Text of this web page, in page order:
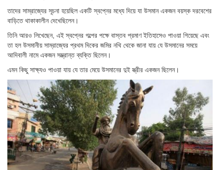
তাদের সাম্রাজ্যের সূচনা হয়েছিল একটি স্বপ্নের মধ্যে দিয়ে যা উসমান একজন বয়স্ক দরবেশের
বাড়িতে থাকাকালীন দেখেছিলেন।
তিনি আরও লিখেছেন, এই স্বপ্নের গল্পের পক্ষে বাস্তব প্রমাণ ইতিহাসেও পাওয়া গিয়েছে এবং
তা হল উসমানীয় সাম্রাজ্যের প্রথম দিকের জমির নথি থেকে জানা যায় যে উসমানের সময়ে
আদিবালী নামে একজন সম্ভ্রান্ত ব্যক্তি ছিলেন।
এমন কিছু সাক্ষ্যও পাওয়া যায় যে তার মেয়ে উসমানের দুই স্ত্রীর একজন ছিলেন।